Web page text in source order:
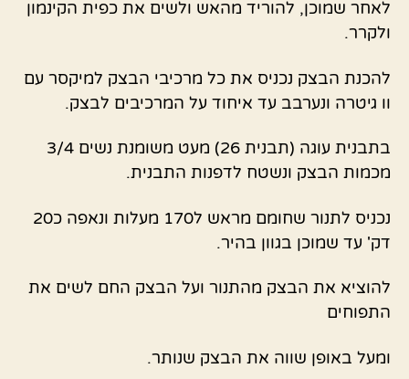
לאחר שמוכן, להוריד מהאש ולשים את כפית הקינמון
ולקרר.
להכנת הבצק נכניס את כל מרכיבי הבצק למיקסר עם
וו גיטרה ונערבב עד איחוד על המרכיבים לבצק.
בתבנית עוגה (תבנית 26) מעט משומנת נשים 3/4
מכמות הבצק ונשטח לדפנות התבנית.
נכניס לתנור שחומם מראש ל170 מעלות ונאפה כ20
דק' עד שמוכן בגוון בהיר.
להוציא את הבצק מהתנור ועל הבצק החם לשים את
התפוחים
ומעל באופן שווה את הבצק שנותר.